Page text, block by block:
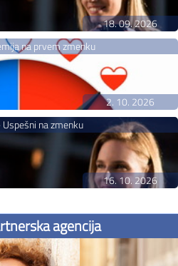
18. 09. 2026
na prvem zmenku
2. 10. 2026
na zmenku
16. 10. 2026
agencija